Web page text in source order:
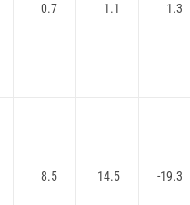
0.7 1.1 1.3
8.5 14.5 -19.3